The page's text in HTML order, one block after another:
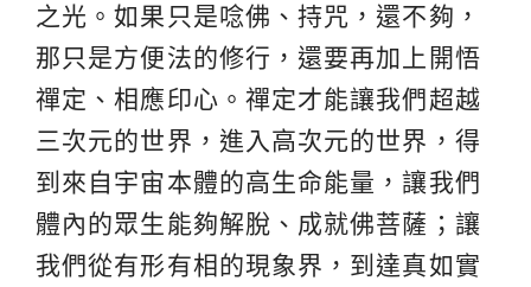
之光。如果只是唸佛、持咒，還不夠，
那只是方便法的修行，還要再加上開悟
禪定、相應印心。禪定才能讓我們超越
三次元的世界，進入高次元的世界，得
到來自宇宙本體的高生命能量，讓我們
體內的眾生能夠解脫、成就佛菩薩；讓
我們從有形有相的現象界，到達真如實